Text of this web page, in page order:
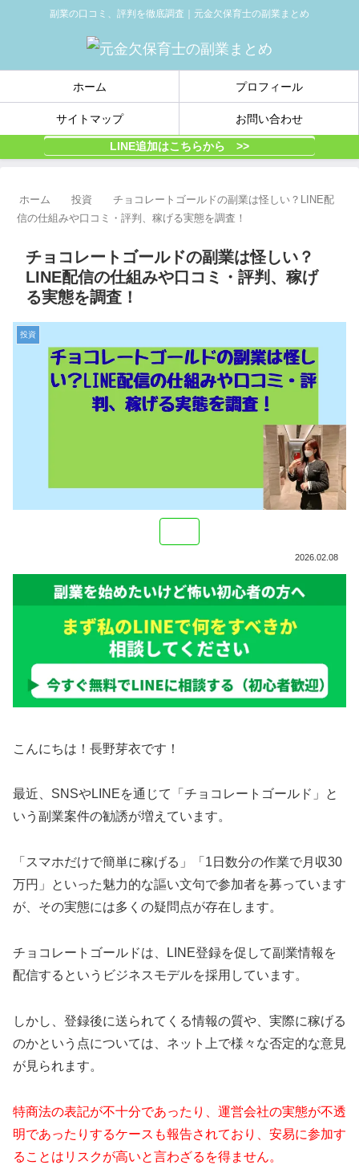
副業の口コミ、評判を徹底調査｜元金欠保育士の副業まとめ
ホーム プロフィール
サイトマップ お問い合わせ
LINE追加はこちらから >>
ホーム 投資
チョコレートゴールドの副業は怪しい？LINE配
信の仕組みや口コミ・評判、稼げる実態を調査！
チョコレートゴールドの副業は怪しい？
LINE配信の仕組みや口コミ・評判、稼げ
る実態を調査！
投資
2026.02.08
こんにちは！長野芽衣です！
最近、SNSやLINEを通じて「チョコレートゴールド」と
いう副業案件の勧誘が増えています。
「スマホだけで簡単に稼げる」「1日数分の作業で月収30
万円」といった魅力的な謳い文句で参加者を募っています
が、その実態には多くの疑問点が存在します。
チョコレートゴールドは、LINE登録を促して副業情報を
配信するというビジネスモデルを採用しています。
しかし、登録後に送られてくる情報の質や、実際に稼げる
のかという点については、ネット上で様々な否定的な意見
が見られます。
特商法の表記が不十分であったり、運営会社の実態が不透
明であったりするケースも報告されており、安易に参加す
ることはリスクが高いと言わざるを得ません。